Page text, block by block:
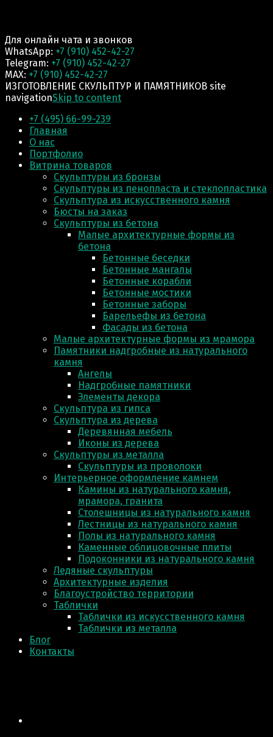
Для онлайн чата и звонков
WhatsApp: +7 (910) 452-42-27
Telegram: +7 (910) 452-42-27
MAX: +7 (910) 452-42-27
ИЗГОТОВЛЕНИЕ СКУЛЬПТУР И ПАМЯТНИКОВ site
navigationSkip to content
+7 (495) 66-99-239
Главная
О нас
Портфолио
Витрина товаров
Скульптуры из бронзы
Скульптуры из пенопласта и стеклопластика
Скульптура из искусственного камня
Бюсты на заказ
Скульптуры из бетона
Малые архитектурные формы из
бетона
Бетонные беседки
Бетонные мангалы
Бетонные корабли
Бетонные мостики
Бетонные заборы
Барельефы из бетона
Фасады из бетона
Малые архитектурные формы из мрамора
Памятники надгробные из натурального
камня
Ангелы
Надгробные памятники
Элементы декора
Скульптура из гипса
Скульптура из деревa
Деревянная мебель
Иконы из дерева
Скульптуры из металла
Скульптуры из проволоки
Интерьерное оформление камнем
Камины из натурального камня,
мрамора, гранита
Столешницы из натурального камня
Лестницы из натурального камня
Полы из натурального камня
Каменные облицовочные плиты
Подоконники из натурального камня
Ледяные скульптуры
Архитектурные изделия
Благоустройство территории
Таблички
Таблички из искусственного камня
Таблички из металла
Блог
Контакты